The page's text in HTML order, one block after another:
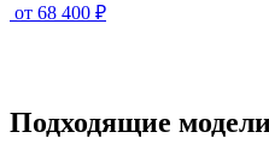
от 68 400 ₽
Подходящие